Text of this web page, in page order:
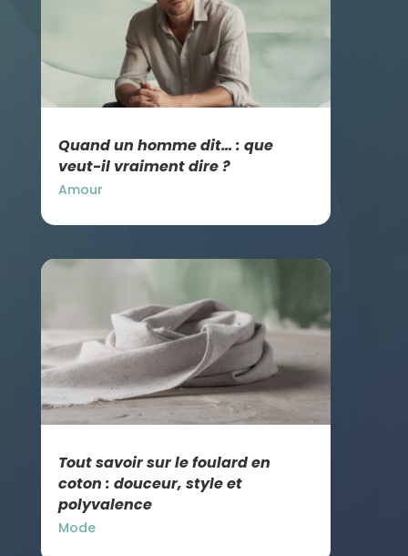
Quand un homme dit… : que
veut-il vraiment dire ?
Amour
Tout savoir sur le foulard en
coton : douceur, style et
polyvalence
Mode